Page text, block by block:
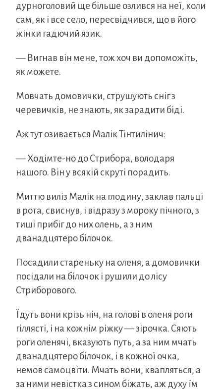
дурноголовий ще більше озлився на неї, коли
сам, як і все село, пересвідчився, що в його
жінки гадючий язик.
— Вигнав він мене, тож хоч ви допоможіть,
як можете.
Мовчать домовички, струшують сніг з
черевичків, не знають, як зарадити біді.
Аж тут озивається Малік Тінтилінич:
— Ходімте-но до Стрибора, володаря
нашого. Він у всякій скруті порадить.
Миттю виліз Малік на глодину, заклав пальці
в рота, свиснув, і відразу з мороку пічного, з
тиші прибіг до них олень, а з ним
дванадцятеро білочок.
Посадили стареньку на оленя, а домовички
посідали на білочок і рушили до лісу
Стриборового.
Їдуть вони крізь ніч, на голові в оленя роги
гіллясті, і на кожнім ріжку — зірочка. Сяють
роги оленячі, вказують путь, а за ним мчать
дванадцятеро білочок, і в кожної очка,
немов самоцвіти. Мчать вони, квапляться, а
за ними невістка з сином біжать, аж духу їм